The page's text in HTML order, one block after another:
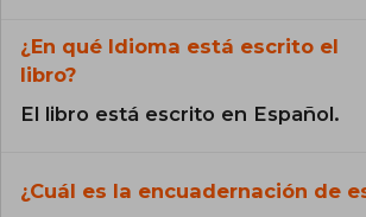
¿En qué Idioma está escrito el
libro?
El libro está escrito en Español.
¿Cuál es la encuadernación de